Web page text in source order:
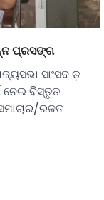
ପ୍ରସଙ୍ଗ
ସାଂସଦ ଡ଼
ନେଇ ବିସ୍ତୃତ
ରଜତ